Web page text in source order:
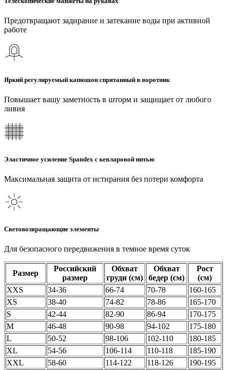
Предотвращают задирание и затекание воды при активной
работе
Яркий регулируемый капюшон спрятанный в воротник
Повышает вашу заметность в шторм и защищает от любого
ливня
Эластичное усиление Spandex с кевларовой нитью
Максимальная защита от истирания без потери комфорта
Световозвращающие элементы
Для безопасного передвижения в темное время суток
Размер
Российский
размер
Обхват
груди (см)
Обхват
бедер (см)
Рост
(см)
XXS
34-36 66-74 70-78
160-165
XS
38-40 74-82 78-86
165-170
S
42-44 82-90 86-94
170-175
M
46-48 90-98 94-102
175-180
L
50-52 98-106 102-110
180-185
XL
54-56 106-114 110-118
185-190
XXL
58-60 114-122 118-126
190-195